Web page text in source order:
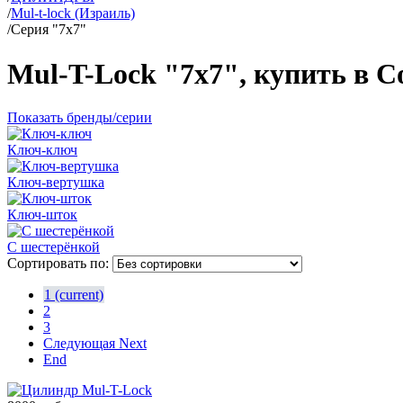
/Mul-t-lock (Израиль)
/Серия "7x7"
Mul-T-Lock "7x7", купить в
Показать бренды/серии
Ключ-ключ
Ключ-вертушка
Ключ-шток
С шестерёнкой
Сортировать по:
1 (current)
2
3
Следующая Next
End